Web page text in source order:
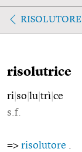
RISOLUTORE
risolutrice
ri so lu trì ce
s.f.
=> risolutore